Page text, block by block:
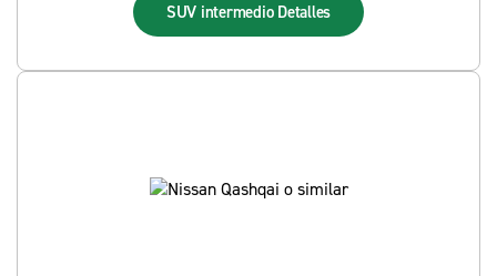
SUV intermedio Detalles